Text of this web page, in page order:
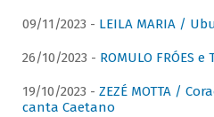
09/11/2023 - LEILA MARIA /
26/10/2023 - ROMULO FRÓES
19/10/2023 - ZEZÉ MOTTA /
canta Caetano